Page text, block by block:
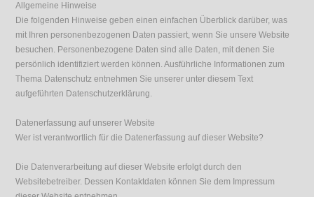
Allgemeine Hinweise
Die folgenden Hinweise geben einen einfachen Überblick darüber, was
mit Ihren personenbezogenen Daten passiert, wenn Sie unsere Website
besuchen. Personenbezogene Daten sind alle Daten, mit denen Sie
persönlich identifiziert werden können. Ausführliche Informationen zum
Thema Datenschutz entnehmen Sie unserer unter diesem Text
aufgeführten Datenschutzerklärung.
Datenerfassung auf unserer Website
Wer ist verantwortlich für die Datenerfassung auf dieser Website?
Die Datenverarbeitung auf dieser Website erfolgt durch den
Websitebetreiber. Dessen Kontaktdaten können Sie dem Impressum